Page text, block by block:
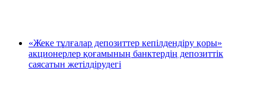
«Жеке тұлғалар депозиттер кепілдендіру қоры»
акционерлер қоғамының банктердің депозиттік
саясатын жетілдірудегі